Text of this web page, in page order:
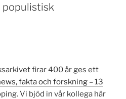
populistisk
firar 400 år ges ett
fakta och forskning – 13
Vi bjöd in vår kollega här